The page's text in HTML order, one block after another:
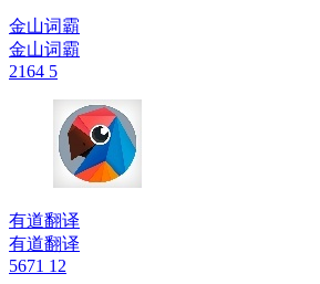
金山词霸
金山词霸
2164 5
有道翻译
有道翻译
5671 12